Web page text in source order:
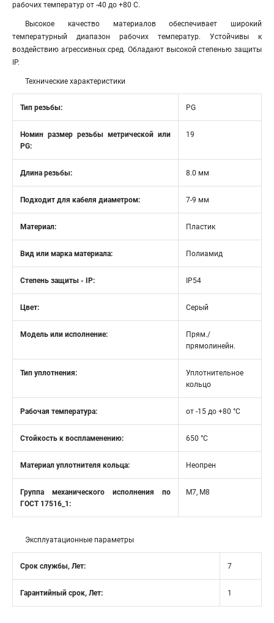
рабочих температур от -40 до +80 С.
Высокое качество материалов обеспечивает широкий
температурный диапазон рабочих температур. Устойчивы к
воздействию агрессивных сред. Обладают высокой степенью защиты
IP.
Технические характеристики
Тип резьбы: PG
Номин размер резьбы метрической или
PG:
19
Длина резьбы: 8.0 мм
Подходит для кабеля диаметром: 7-9 мм
Материал: Пластик
Вид или марка материала: Полиамид
Степень защиты - IP: IP54
Цвет: Серый
Модель или исполнение:
Прям./
прямолинейн.
Тип уплотнения:
Уплотнительное
кольцо
Рабочая температура: от -15 до +80 °C
Стойкость к воспламенению: 650 °C
Материал уплотнителя кольца: Неопрен
Группа механического исполнения по
ГОСТ 17516_1:
М7, М8
Эксплуатационные параметры
Срок службы, Лет: 7
Гарантийный срок, Лет: 1